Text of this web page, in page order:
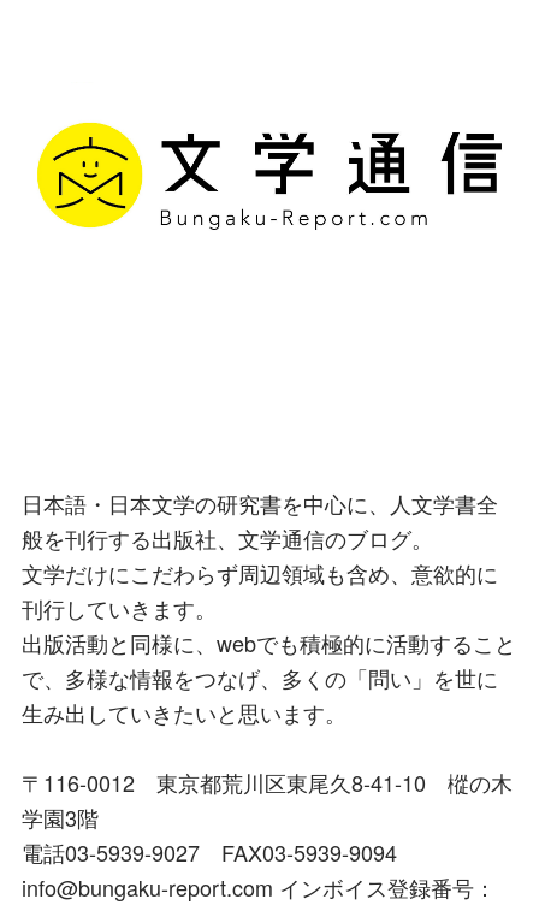
日本語・日本文学の研究書を中心に、人文学書全
般を刊行する出版社、文学通信のブログ。
文学だけにこだわらず周辺領域も含め、意欲的に
刊行していきます。
出版活動と同様に、webでも積極的に活動すること
で、多様な情報をつなげ、多くの「問い」を世に
生み出していきたいと思います。
〒116-0012 東京都荒川区東尾久8-41-10 樅の木
学園3階
電話03-5939-9027 FAX03-5939-9094
info@bungaku-report.com インボイス登録番号：